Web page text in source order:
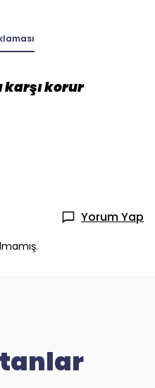
karşı korur
Yorum Yap